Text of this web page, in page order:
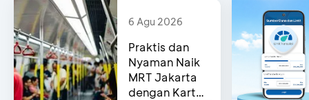
6 Agu 2026
Praktis dan
Nyaman Naik
MRT Jakarta
dengan Kartu